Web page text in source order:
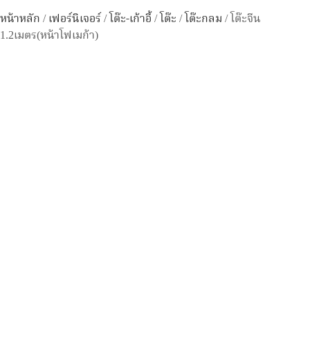
หน้าหลัก/เฟอร์นิเจอร์/โต๊ะ-เก้าอี้/โต๊ะ/โต๊ะกลม/ โต๊ะจีน
1.2เมตร(หน้าโฟเมก้า)